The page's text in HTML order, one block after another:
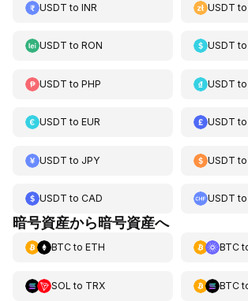
USDT to INR USDT
USDT to RON USDT
USDT to PHP USDT
USDT to EUR USDT
USDT to JPY USDT to
USDT to CAD USDT
暗号資産から暗号資産へ
BTCto ETH BTC
SOL to TRX BTC